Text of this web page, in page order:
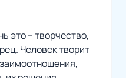
это – творчество,
Человек творит